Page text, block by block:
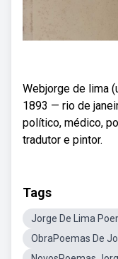
Webjorge de lima
1893 — rio de
político, médico,
tradutor e pintor.
Tags
Jorge De Lima
ObraPoemas De